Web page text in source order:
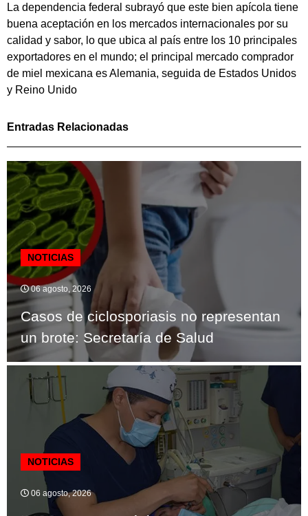
La dependencia federal subrayó que este bien apícola tiene
buena aceptación en los mercados internacionales por su
calidad y sabor, lo que ubica al país entre los 10 principales
exportadores en el mundo; el principal mercado comprador
de miel mexicana es Alemania, seguida de Estados Unidos
y Reino Unido
Entradas Relacionadas
NOTICIAS
06 agosto, 2026
Casos de ciclosporiasis no representan
un brote: Secretaría de Salud
NOTICIAS
06 agosto, 2026